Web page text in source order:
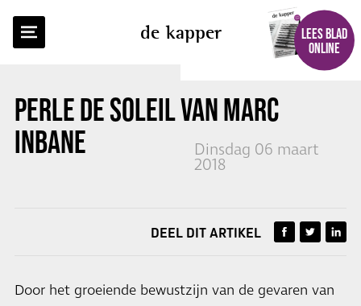
de kapper
LEES BLAD
ONLINE
PERLE DE SOLEILVAN MARC
INBANE
Dinsdag 06 maart
2018
TERUG NAAR OVERZICHT
DEEL DIT ARTIKEL
Door het groeiende bewustzijn van de gevaren van